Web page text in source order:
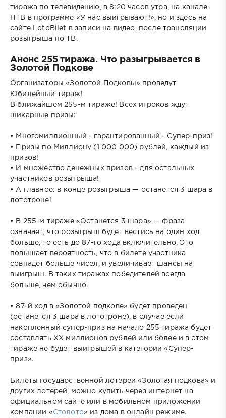
тиража по телевидению, в 8:20 часов утра, на канале
НТВ в программе «У нас выигрывают!», но и здесь на
сайте LotoBilet в записи на видео, после трансляции
розыгрыша по ТВ.
Анонс 255 тиража. Что разыгрывается в
Золотой Подкове
Организаторы «Золотой Подковы» проведут
Юбилейный тираж!
В ближайшем 255-м тираже! Всех игроков ждут
шикарные призы:
• Многомиллионный - гарантированный - Супер-приз!
• Призы по Миллиону (1 000 000) рублей, каждый из
призов!
• И множество денежных призов - для остальных
участников розыгрыша!
• А главное: в конце розыгрыша — останется 3 шара в
лототроне!
• В 255-м тираже «Останется 3 шара» — фраза
означает, что розыгрыш будет вестись на один ход
больше, то есть до 87-го хода включительно. Это
повышает вероятность, что в билете участника
совпадет больше чисел, и увеличивает шансы на
выигрыш. В таких тиражах победителей всегда
больше, чем обычно.
• 87-й ход в «Золотой подкове» будет проведен
(останется 3 шара в лототроне), в случае если
накопленный супер-приз на начало 255 тиража будет
составлять XX миллионов рублей или более и в этом
тираже не будет выигрышей в категории «Супер-
приз».
Билеты государственной лотереи «Золотая подкова» и
других лотерей, можно купить через интернет на
официальном сайте или в мобильном приложении
компании «Столото» из дома в онлайн режиме.